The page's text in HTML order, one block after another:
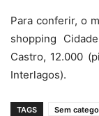
Para conferir, o
shopping
Castro, 12.000
Interlagos).
TAGS Sem